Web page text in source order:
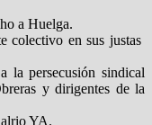
a Huelga.
colectivo en sus justas
la persecusión sindical
y dirigentes de la
YA.